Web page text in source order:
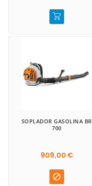
SOPLADOR GASOLINA BR
700
909,00 €
